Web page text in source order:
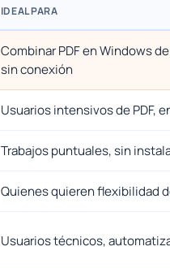
IDEAL PARA
Combinar PDF en Windows
sin conexión
Usuarios intensivos de PDF,
Trabajos puntuales, sin
Quienes quieren flexibilidad
Usuarios técnicos,